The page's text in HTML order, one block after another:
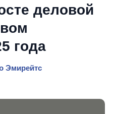
деловой
года
Эмирейтс